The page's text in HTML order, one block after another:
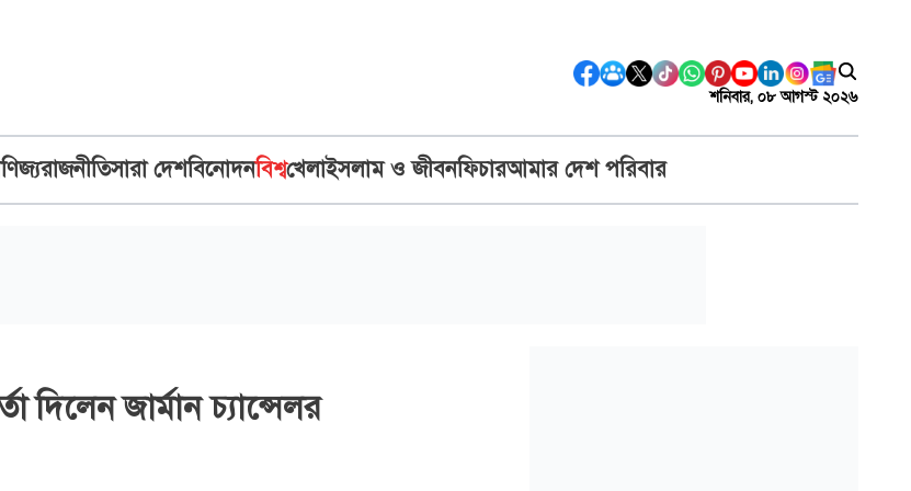
শনিবার, ০৮ আগস্ট ২০২৬
রাজনীতিসারা দেশবিনোদনবিশ্বখেলাইসলাম ও জীবনফিচারআমার দেশ পরিবার
দিলেন জার্মান চ্যান্সেলর